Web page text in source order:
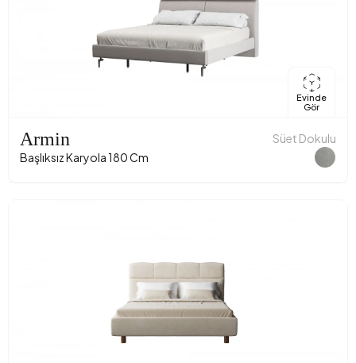
Evinde
Gör
Armin
Başlıksız Karyola 180 Cm
Süet Dokulu